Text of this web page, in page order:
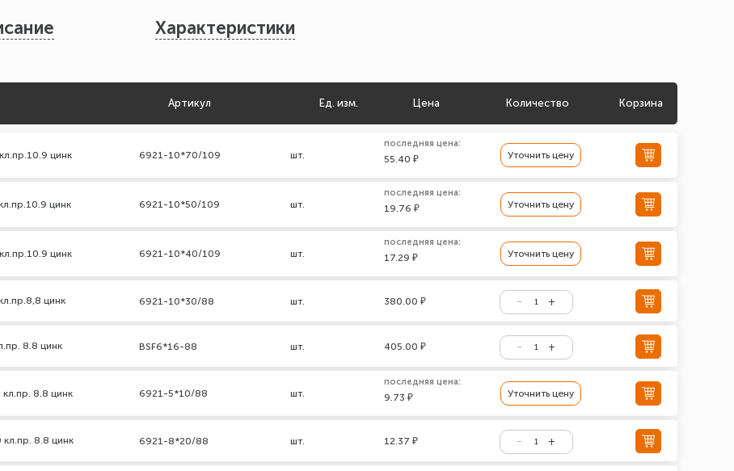
Характеристики
Артикул Ед. изм. Цена Количество Корзина
цинк 6921-10*70/109 шт.
последняя цена:
55.40 ₽ Уточнить цену
цинк 6921-10*50/109 шт.
последняя цена:
19.76 ₽ Уточнить цену
цинк 6921-10*40/109 шт.
последняя цена:
17.29 ₽ Уточнить цену
цинк 6921-10*30/88 шт. 380.00 ₽
8.8 цинк BSF6*16-88 шт. 405.00 ₽
8.8 цинк 6921-5*10/88 шт.
последняя цена:
9.73 ₽ Уточнить цену
8.8 цинк 6921-8*20/88 шт. 12.37 ₽